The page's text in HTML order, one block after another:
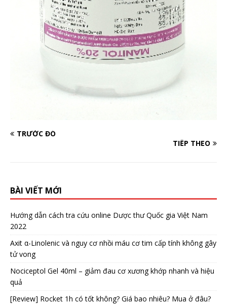
TRƯỚC ĐÓ
TIẾP THEO
BÀI VIẾT MỚI
Hướng dẫn cách tra cứu online Dược thư Quốc gia Việt Nam
2022
Axit α-Linolenic và nguy cơ nhồi máu cơ tim cấp tính không gây
tử vong
Nociceptol Gel 40ml – giảm đau cơ xương khớp nhanh và hiệu
quả
[Review] Rocket 1h có tốt không? Giá bao nhiêu? Mua ở đâu?